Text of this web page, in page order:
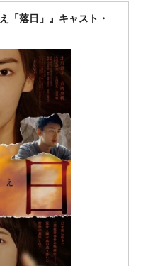
「落日」』キャスト・